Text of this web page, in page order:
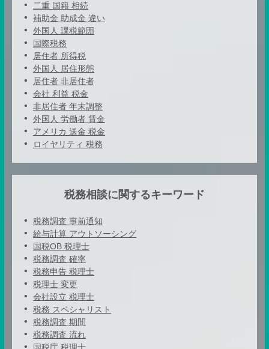
二重 国籍 相続
補助金 助成金 違い
外国人 課税範囲
国際税務
居住者 所得税
外国人 居住形態
居住者 非居住者
会社 利益 税金
非居住者 年末調整
外国人 労働者 賃金
アメリカ 送金 税金
ロイヤリティ 税務
税務相談に関するキーワード
税務調査 事前通知
給与計算 アウトソーシング
国税OB 税理士
税務調査 確率
税務申告 税理士
税理士 変更
会社設立 税理士
税務 スペシャリスト
税務調査 期間
税務調査 流れ